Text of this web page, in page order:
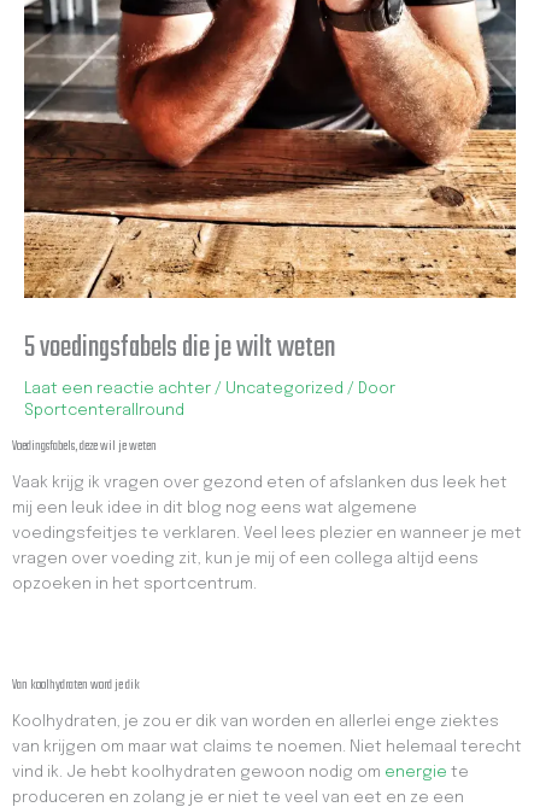
5 voedingsfabels die je wilt weten
Laat een reactie achter / Uncategorized / Door
Sportcenterallround
Voedingsfabels, deze wil je weten
Vaak krijg ik vragen over gezond eten of afslanken dus leek het
mij een leuk idee in dit blog nog eens wat algemene
voedingsfeitjes te verklaren. Veel lees plezier en wanneer je met
vragen over voeding zit, kun je mij of een collega altijd eens
opzoeken in het sportcentrum.
Van koolhydraten word je dik
Koolhydraten, je zou er dik van worden en allerlei enge ziektes
van krijgen om maar wat claims te noemen. Niet helemaal terecht
vind ik. Je hebt koolhydraten gewoon nodig om energie te
produceren en zolang je er niet te veel van eet en ze een